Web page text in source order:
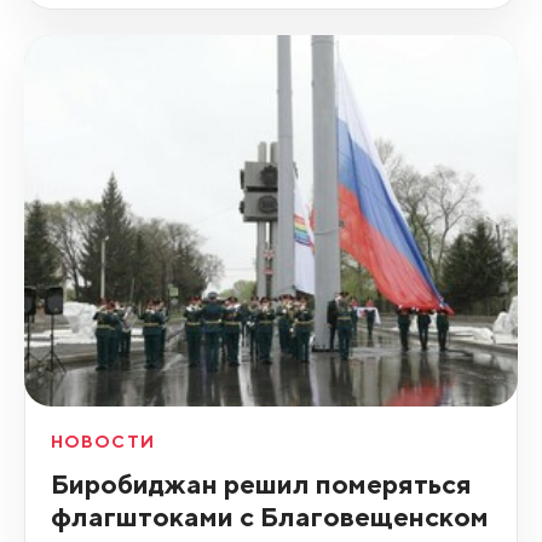
НОВОСТИ
Биробиджан решил померяться
флагштоками с Благовещенском